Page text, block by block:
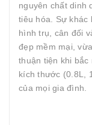
nguyên chất dinh
tiêu hóa. Sự khác
hình trụ, cân đối
đẹp mềm mại,
thuận tiện khi bắc
kích thước (0.8L,
của mọi gia đình.